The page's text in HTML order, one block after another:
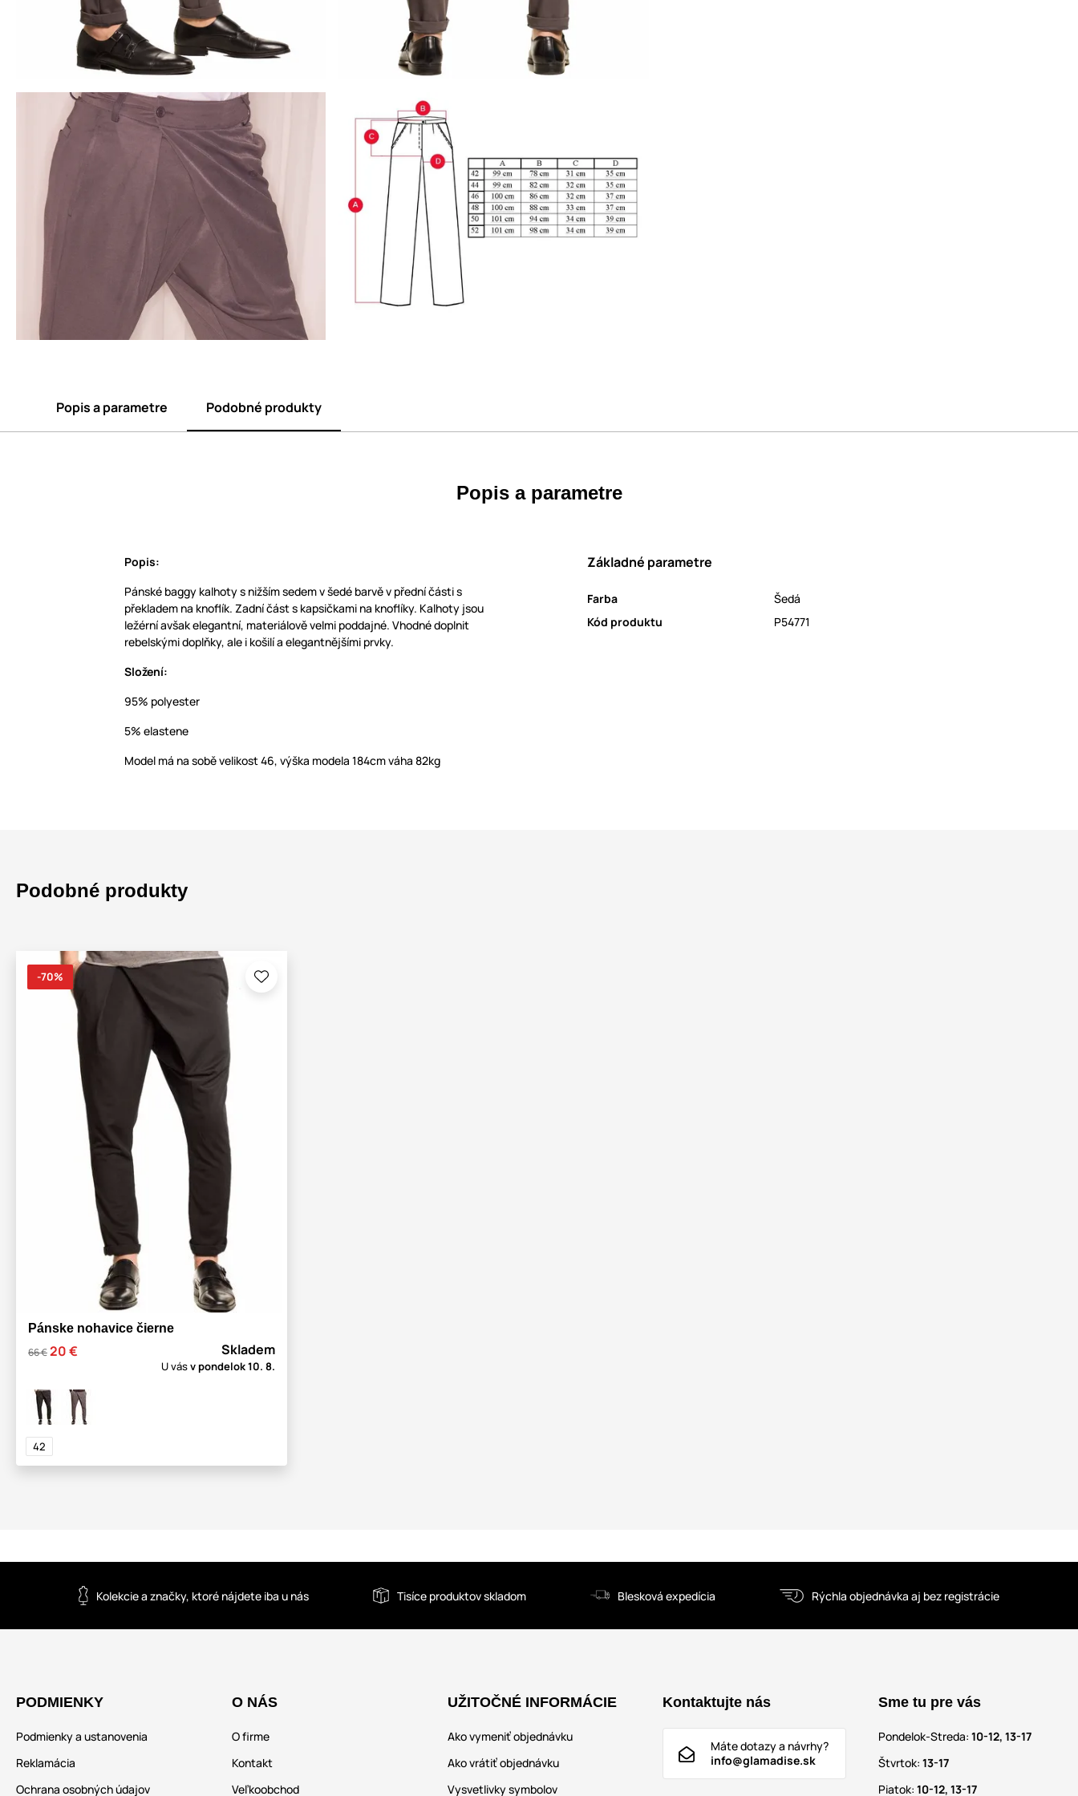
Popis a parametre Podobné produkty
Popis a parametre
Popis:
Pánské baggy kalhoty s nižším sedem v šedé barvě v přední části s
překladem na knoflík. Zadní část s kapsičkami na knoflíky. Kalhoty jsou
ležérní avšak elegantní, materiálově velmi poddajné. Vhodné doplnit
rebelskými doplňky, ale i košilí a elegantnějšími prvky.
Složení:
95% polyester
5% elastene
Model má na sobě velikost 46, výška modela 184cm váha 82kg
Základné parametre
Farba
Šedá
Kód produktu
P54771
Podobné produkty
-70%
Pánske nohavice čierne
66 €20 € Skladem
U vásv pondelok10. 8.
42
Kolekcie a značky, ktoré nájdete iba u nás Tisíce produktov skladom Blesková expedícia Rýchla objednávka aj bez registrácie
PODMIENKY
Podmienky a ustanovenia
Reklamácia
Ochrana osobných údajov
O NÁS
O firme
Kontakt
Veľkoobchod
UŽITOČNÉ INFORMÁCIE
Ako vymeniť objednávku
Ako vrátiť objednávku
Vysvetlivky symbolov
Kontaktujte nás
Máte dotazy a návrhy?
info@glamadise.sk
Sme tu pre vás
Pondelok-Streda:10-12, 13-17
Štvrtok:13-17
Piatok:10-12, 13-17